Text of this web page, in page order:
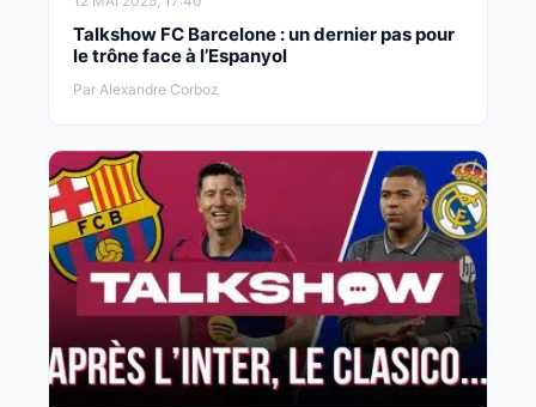
Talkshow FC Barcelone : un dernier pas pour
le trône face à l’Espanyol
Par Alexandre Corboz